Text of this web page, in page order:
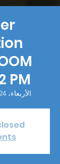
PM
الأربعاء، 24 يوليو